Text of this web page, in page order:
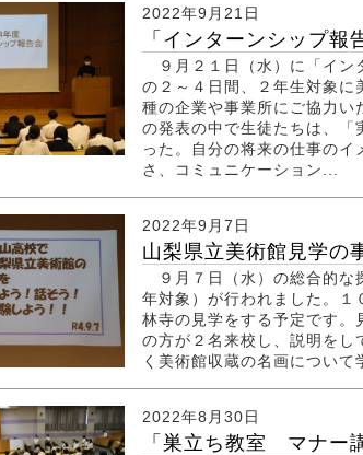
2022年9月21日
「インターンシップ
９月２１日（水）に「イン
の２～４日間、２年生対象に
種の企業や事業所にご協力い
の発表の中で生徒たちは、「
った。自分の将来の仕事のイ
さ、コミュニケーション...
2022年9月7日
山梨県立美術館見学の
９月７日（水）の総合的な
年対象）が行われました。１
林寺の見学をする予定です。
の方が２名来校し、説明をし
く美術館収蔵の名画について
2022年8月30日
「巣立ち教室 マナー